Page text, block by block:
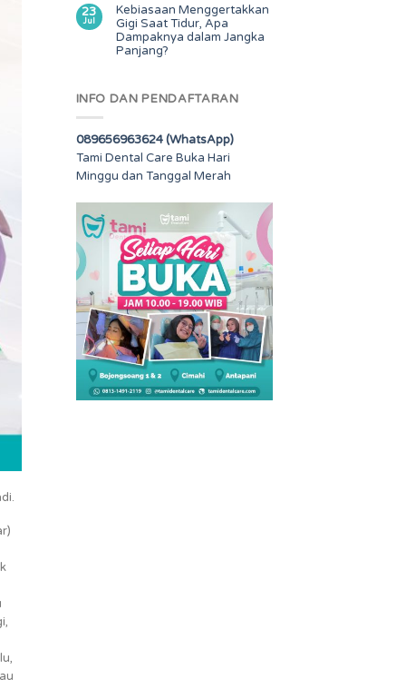
23
Jul
Kebiasaan Menggertakkan
Gigi Saat Tidur, Apa
Dampaknya dalam Jangka
Panjang?
INFO DAN PENDAFTARAN
089656963624 (WhatsApp)
Tami Dental Care Buka Hari
Minggu dan Tanggal Merah